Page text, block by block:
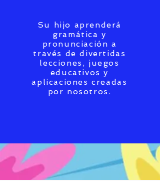
Su hijo aprenderá
gramática y
pronunciación a
través de divertidas
lecciones, juegos
educativos y
aplicaciones creadas
por nosotros.